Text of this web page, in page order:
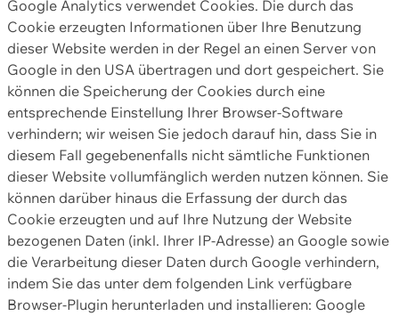
Google Analytics verwendet Cookies. Die durch das
Cookie erzeugten Informationen über Ihre Benutzung
dieser Website werden in der Regel an einen Server von
Google in den USA übertragen und dort gespeichert. Sie
können die Speicherung der Cookies durch eine
entsprechende Einstellung Ihrer Browser-Software
verhindern; wir weisen Sie jedoch darauf hin, dass Sie in
diesem Fall gegebenenfalls nicht sämtliche Funktionen
dieser Website vollumfänglich werden nutzen können. Sie
können darüber hinaus die Erfassung der durch das
Cookie erzeugten und auf Ihre Nutzung der Website
bezogenen Daten (inkl. Ihrer IP-Adresse) an Google sowie
die Verarbeitung dieser Daten durch Google verhindern,
indem Sie das unter dem folgenden Link verfügbare
Browser-Plugin herunterladen und installieren: Google